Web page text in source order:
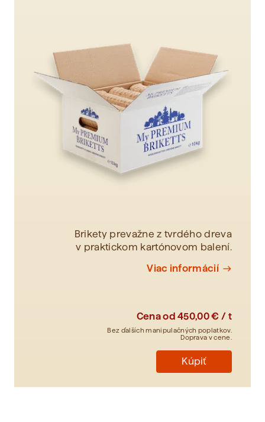
Brikety prevažne z tvrdého dreva
v praktickom kartónovom balení.
Viac informácií east
Cena od450,00 € / t
Bez ďalších manipulačných poplatkov.
Doprava v cene.
Kúpiť